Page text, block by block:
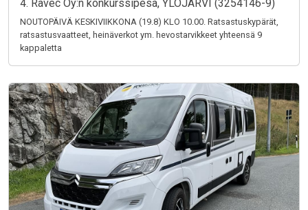
4. Ravec Oy:n konkurssipesä, YLÖJÄRVI (3254146-9)
NOUTOPÄIVÄ KESKIVIIKKONA (19.8) KLO 10.00. Ratsastuskypärät,
ratsastusvaatteet, heinäverkot ym. hevostarvikkeet yhteensä 9
kappaletta